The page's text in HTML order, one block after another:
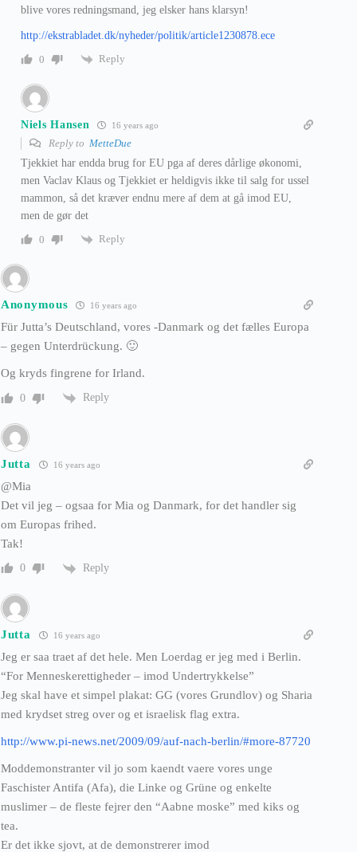
blive vores redningsmand, jeg elsker hans klarsyn!
http://ekstrabladet.dk/nyheder/politik/article1230878.ece
0
Reply
Niels Hansen 16 years ago
Reply to MetteDue
Tjekkiet har endda brug for EU pga af deres dårlige økonomi,
men Vaclav Klaus og Tjekkiet er heldigvis ikke til salg for ussel
mammon, så det kræver endnu mere af dem at gå imod EU,
men de gør det
0
Reply
Anonymous 16 years ago
Für Jutta’s Deutschland, vores -Danmark og det fælles Europa
– gegen Unterdrückung. 🙂
Og kryds fingrene for Irland.
0 Reply
Jutta 16 years ago
@Mia
Det vil jeg – ogsaa for Mia og Danmark, for det handler sig
om Europas frihed.
Tak!
0 Reply
Jutta 16 years ago
Jeg er saa traet af det hele. Men Loerdag er jeg med i Berlin.
“For Menneskerettigheder – imod Undertrykkelse”
Jeg skal have et simpel plakat: GG (vores Grundlov) og Sharia
med krydset streg over og et israelisk flag extra.
http://www.pi-news.net/2009/09/auf-nach-berlin/#more-87720
Moddemonstranter vil jo som kaendt vaere vores unge
Faschister Antifa (Afa), die Linke og Grüne og enkelte
muslimer – de fleste fejrer den “Aabne moske” med kiks og
tea.
Er det ikke sjovt, at de demonstrerer imod